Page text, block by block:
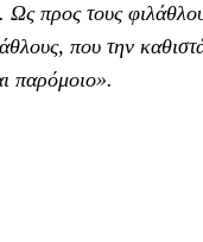
προς τους
που την
παρόμοιο».